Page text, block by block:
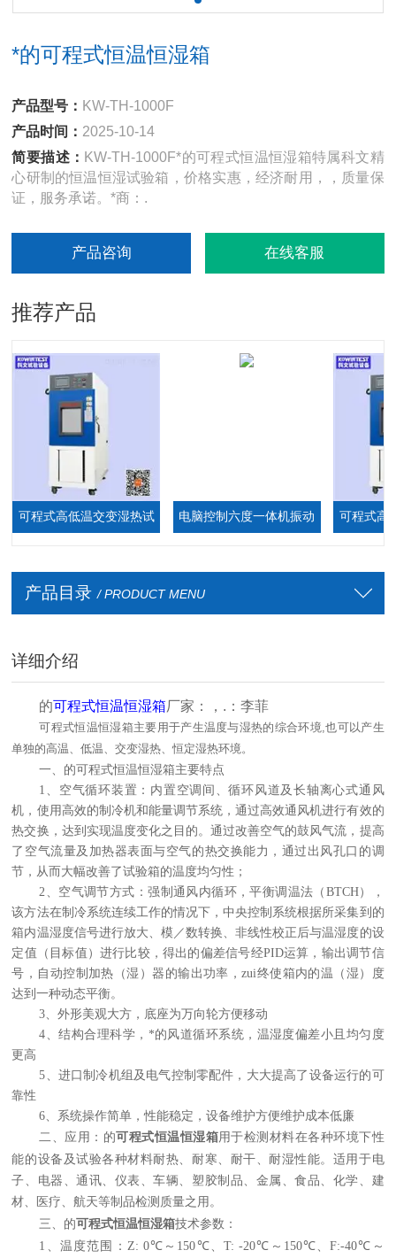
*的可程式恒温恒湿箱
产品型号： KW-TH-1000F
产品时间： 2025-10-14
简要描述： KW-TH-1000F*的可程式恒温恒湿箱特属科文精
心研制的恒温恒湿试验箱，价格实惠，经济耐用，，质量保
证，服务承诺。*商：.
产品咨询 在线客服
推荐产品
可程式高低温交变湿热试 电脑控制六度一体机振动 可程式高低
产品目录 / PRODUCT MENU
详细介绍
的可程式恒温恒湿箱厂家：，.：李菲
可程式恒温恒湿箱主要用于产生温度与湿热的综合环境,也可以产生
单独的高温、低温、交变湿热、恒定湿热环境。
一、的可程式恒温恒湿箱主要特点
1
、空气循环装置：内置空调间、循环风道及长轴离心式通风
机，使用高效的制冷机和能量调节系统，通过高效通风机进行有效的
热交换，达到实现温度变化之目的。通过改善空气的鼓风气流，提高
了空气流量及加热器表面与空气的热交换能力，通过出风孔口的调
节，从而大幅改善了试验箱的温度均匀性；
2 、空气调节方式：强制通风内循环，平衡调温法 （BTCH）
，
该方法在制冷系统连续工作的情况下，中央控制系统根据所采集到的
箱内温湿度信号进行放大、模／数转换、非线性校正后与温湿度的设
定值 （ 目标值 ） 进行比较，得出的偏差信号经PID运算，输出调节信
号，自动控制加热 （湿 ）器的输出功率，zui终使箱内的温 （ 湿 ）
度
达到一种动态平衡。
3 、外形美观大方，底座为万向轮方便移动
4 、结构合理科学，*的风道循环系统，温湿度偏差小且均匀度
更高
5 、进口制冷机组及电气控制零配件，大大提高了设备运行的可
靠性
6 、系统操作简单，性能稳定，设备维护方便维护成本低廉
二、应用：的可程式恒温恒湿箱用于检测材料在各种环境下性
能的设备及试验各种材料耐热、耐寒、耐干、耐湿性能。适用于电
子、电器、通讯、仪表、车辆、塑胶制品、金属、食品、化学、建
材、医疗、航天等制品检测质量之用。
三、的可程式恒温恒湿箱技术参数：
1、温度范围：Z: 0℃ ～150℃ 、T: -20℃ ～150℃ 、F:-40℃ ～